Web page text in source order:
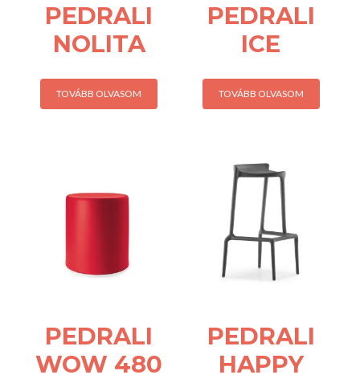
PEDRALI
NOLITA
TOVÁBB OLVASOM
PEDRALI
ICE
TOVÁBB OLVASOM
PEDRALI
WOW 480
PEDRALI
HAPPY